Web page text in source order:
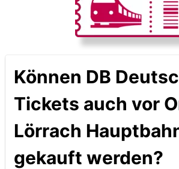
Können DB
Tickets auch vor
Lörrach
gekauft werden?